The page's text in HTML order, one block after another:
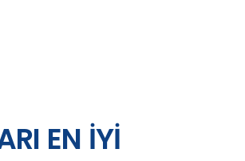
EN İYİ